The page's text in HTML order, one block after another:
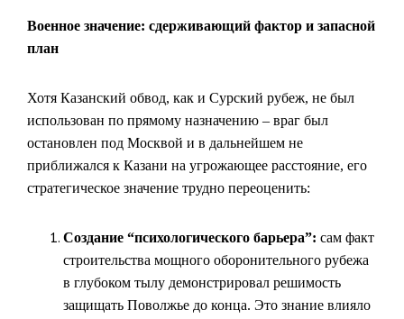
Военное значение: сдерживающий фактор и запасной
план
Хотя Казанский обвод, как и Сурский рубеж, не был
использован по прямому назначению – враг был
остановлен под Москвой и в дальнейшем не
приближался к Казани на угрожающее расстояние, его
стратегическое значение трудно переоценить:
Создание “психологического барьера”: сам факт
строительства мощного оборонительного рубежа
в глубоком тылу демонстрировал решимость
защищать Поволжье до конца. Это знание влияло